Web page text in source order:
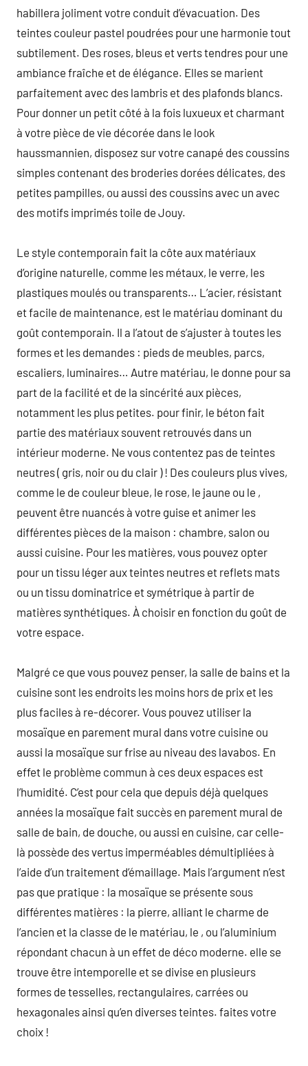
habillera joliment votre conduit d’évacuation. Des
teintes couleur pastel poudrées pour une harmonie tout
subtilement. Des roses, bleus et verts tendres pour une
ambiance fraîche et de élégance. Elles se marient
parfaitement avec des lambris et des plafonds blancs.
Pour donner un petit côté à la fois luxueux et charmant
à votre pièce de vie décorée dans le look
haussmannien, disposez sur votre canapé des coussins
simples contenant des broderies dorées délicates, des
petites pampilles, ou aussi des coussins avec un avec
des motifs imprimés toile de Jouy.
Le style contemporain fait la côte aux matériaux
d’origine naturelle, comme les métaux, le verre, les
plastiques moulés ou transparents… L’acier, résistant
et facile de maintenance, est le matériau dominant du
goût contemporain. Il a l’atout de s’ajuster à toutes les
formes et les demandes : pieds de meubles, parcs,
escaliers, luminaires… Autre matériau, le donne pour sa
part de la facilité et de la sincérité aux pièces,
notamment les plus petites. pour finir, le béton fait
partie des matériaux souvent retrouvés dans un
intérieur moderne. Ne vous contentez pas de teintes
neutres ( gris, noir ou du clair ) ! Des couleurs plus vives,
comme le de couleur bleue, le rose, le jaune ou le ,
peuvent être nuancés à votre guise et animer les
différentes pièces de la maison : chambre, salon ou
aussi cuisine. Pour les matières, vous pouvez opter
pour un tissu léger aux teintes neutres et reflets mats
ou un tissu dominatrice et symétrique à partir de
matières synthétiques. À choisir en fonction du goût de
votre espace.
Malgré ce que vous pouvez penser, la salle de bains et la
cuisine sont les endroits les moins hors de prix et les
plus faciles à re-décorer. Vous pouvez utiliser la
mosaïque en parement mural dans votre cuisine ou
aussi la mosaïque sur frise au niveau des lavabos. En
effet le problème commun à ces deux espaces est
l’humidité. C’est pour cela que depuis déjà quelques
années la mosaïque fait succès en parement mural de
salle de bain, de douche, ou aussi en cuisine, car celle-
là possède des vertus imperméables démultipliées à
l’aide d’un traitement d’émaillage. Mais l’argument n’est
pas que pratique : la mosaïque se présente sous
différentes matières : la pierre, alliant le charme de
l’ancien et la classe de le matériau, le , ou l’aluminium
répondant chacun à un effet de déco moderne. elle se
trouve être intemporelle et se divise en plusieurs
formes de tesselles, rectangulaires, carrées ou
hexagonales ainsi qu’en diverses teintes. faites votre
choix !